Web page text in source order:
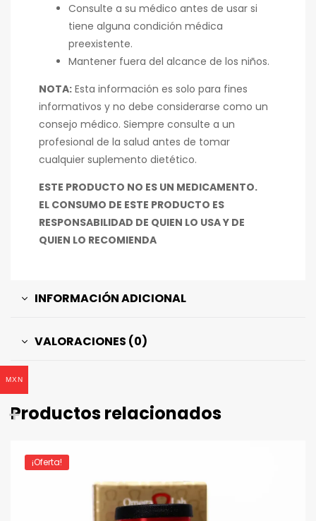
Consulte a su médico antes de usar si
tiene alguna condición médica
preexistente.
Mantener fuera del alcance de los niños.
NOTA: Esta información es solo para fines
informativos y no debe considerarse como un
consejo médico. Siempre consulte a un
profesional de la salud antes de tomar
cualquier suplemento dietético.
ESTE PRODUCTO NO ES UN MEDICAMENTO.
EL CONSUMO DE ESTE PRODUCTO ES
RESPONSABILIDAD DE QUIEN LO USA Y DE
QUIEN LO RECOMIENDA
INFORMACIÓN ADICIONAL
VALORACIONES (0)
Productos relacionados
¡Oferta!
MXN